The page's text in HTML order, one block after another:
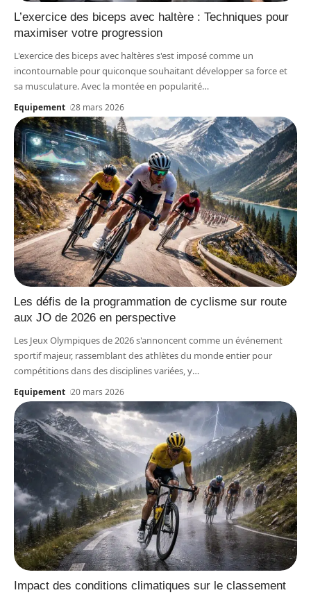
L’exercice des biceps avec haltère : Techniques pour
maximiser votre progression
L'exercice des biceps avec haltères s'est imposé comme un
incontournable pour quiconque souhaitant développer sa force et
sa musculature. Avec la montée en popularité…
Equipement 28 mars 2026
Les défis de la programmation de cyclisme sur route
aux JO de 2026 en perspective
Les Jeux Olympiques de 2026 s'annoncent comme un événement
sportif majeur, rassemblant des athlètes du monde entier pour
compétitions dans des disciplines variées, y…
Equipement 20 mars 2026
Impact des conditions climatiques sur le classement